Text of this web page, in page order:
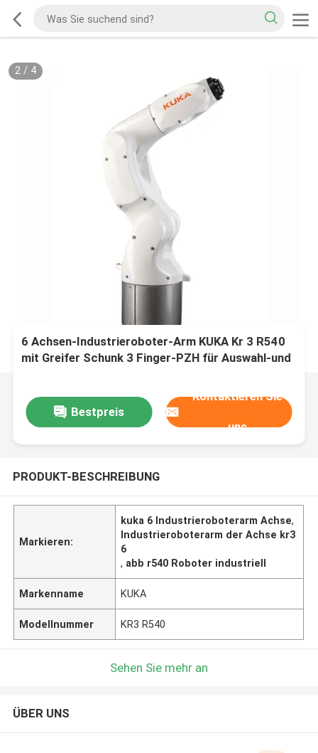
2/ 4
6 Achsen-Industrieroboter-Arm KUKA Kr 3 R540
mit Greifer Schunk 3 Finger-PZH für Auswahl-und
Bestpreis
Kontaktieren Sie
uns
PRODUKT-BESCHREIBUNG
Markieren:
kuka 6 Industrieroboterarm Achse,
Industrieroboterarm der Achse kr3
6
, abb r540 Roboter industriell
Markenname KUKA
Modellnummer KR3 R540
Sehen Sie mehr an
ÜBER UNS